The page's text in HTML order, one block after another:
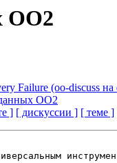
ОО2
Failure (oo-discuss
ОО2
] [ дискуссии ] [ теме ]